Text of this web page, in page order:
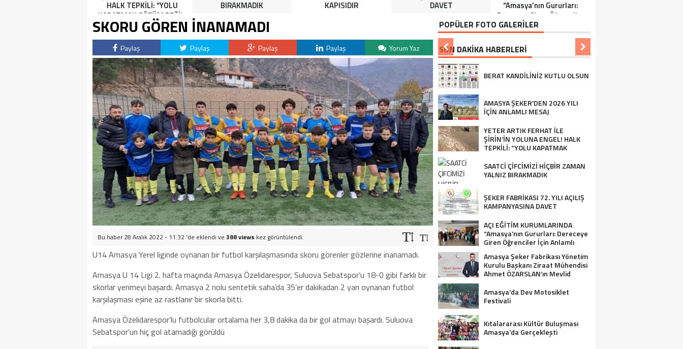
HALK TEPKİLİ: “YOLU
KAPATMAK ÇÖZÜM DEĞİL,
GÖREVİNİ YAP!”
BIRAKMADIK
KAPISIDIR
DAVET
“Amasya’nın Gururları:
Dereceye Giren Öğrenciler
İçin Anlamlı Tören”
SKORU GÖREN İNANAMADI
Paylaş Paylaş Paylaş Paylaş Yorum Yaz
Bu haber 28 Aralık 2022 - 11:32 'de eklendi ve 388 views kez görüntülendi.
U14 Amasya Yerel liginde oynanan bir futbol karşılaşmasında skoru görenler gözlerine inanamadı.
Amasya U 14 Ligi 2. hafta maçındaAmasya Özelidarespor, Suluova Sebatspor’u 18-0 gibi farklı bir
skorlar yenmeyi başardı. Amasya 2 nolu sentetik saha’da 35’er dakikadan 2 yarı oynanan futbol
karşılaşması eşine az rastlanır bir skorla bitti.
Amasya Özelidarespor’lu futbolcular ortalama her 3,8 dakika da bir gol atmayı başardı. Suluova
Sebatspor’un hiç gol atamadığı görüldü
POPÜLER FOTO GALERİLER
SON DAKİKA HABERLERİ
BERAT KANDİLİNİZ KUTLU OLSUN
AMASYA ŞEKER’DEN 2026 YILI
İÇİN ANLAMLI MESAJ
YETER ARTIK FERHAT İLE
ŞİRİN’İN YOLUNA ENGEL! HALK
TEPKİLİ: “YOLU KAPATMAK
SAATCİ ÇİFCİMİZİ HİÇBİR ZAMAN
YALNIZ BIRAKMADIK
ŞEKER FABRİKASI 72. YILI AÇILIŞ
KAMPANYASINA DAVET
AÇI EĞİTİM KURUMLARINDA
“Amasya’nın Gururları: Dereceye
Giren Öğrenciler İçin Anlamlı
Amasya Şeker Fabrikası Yönetim
Kurulu Başkanı Ziraat Mühendisi
Ahmet ÖZARSLAN’ın Mevlid
Amasya’da Dev Motosiklet
Festivali
Kıtalararası Kültür Buluşması
Amasya’da Gerçekleşti